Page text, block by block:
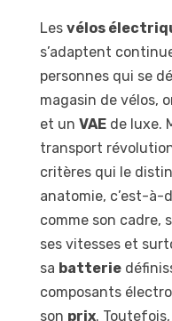
Les vélos
s’adaptent
personnes qui se
magasin de vélos,
et un VAE de luxe.
transport
critères qui le
anatomie, c’est-à-
comme son cadre,
ses vitesses et
sa batterie
composants
son prix.